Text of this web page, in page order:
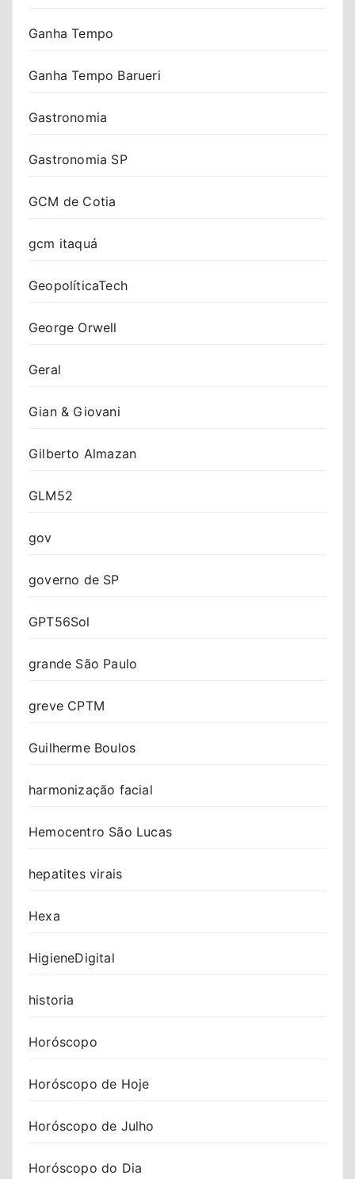
Ganha Tempo
Ganha Tempo Barueri
Gastronomia
Gastronomia SP
GCM de Cotia
gcm itaquá
GeopolíticaTech
George Orwell
Geral
Gian & Giovani
Gilberto Almazan
GLM52
gov
governo de SP
GPT56Sol
grande São Paulo
greve CPTM
Guilherme Boulos
harmonização facial
Hemocentro São Lucas
hepatites virais
Hexa
HigieneDigital
historia
Horóscopo
Horóscopo de Hoje
Horóscopo de Julho
Horóscopo do Dia